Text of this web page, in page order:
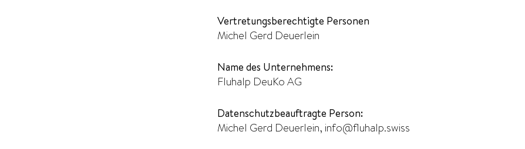
Vertretungsberechtigte Personen
Michel Gerd Deuerlein
Name des Unternehmens:
Fluhalp DeuKo AG
Datenschutzbeauftragte Person:
Michel Gerd Deuerlein, info@fluhalp.swiss